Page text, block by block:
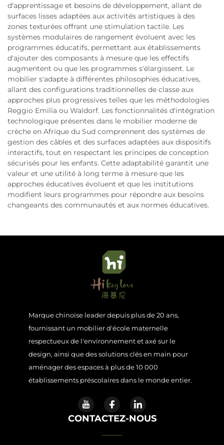
d'apprentissage et besoins de développement, allant de
surfaces lisses adaptées aux activités artistiques à des
zones texturées offrant une stimulation tactile. Les
systèmes modulaires de rangement évoluent avec les
programmes éducatifs, permettant aux établissements
d'ajouter des composants à mesure que les effectifs
augmentent ou que les programmes s'élargissent. Le
mobilier s'adapte à différentes philosophies éducatives,
allant des configurations traditionnelles de classe aux
approches plus progressives telles que les méthodologies
Reggio Emilia ou Waldorf. Les fonctionnalités d'intégration
technologique présentes dans le mobilier moderne de
crèche en Afrique du Sud comprennent des systèmes de
gestion des câbles et des surfaces adaptées aux dispositifs
interactifs, tout en respectant les principes de conception
sécurisés pour les enfants. Cette adaptabilité garantit une
valeur et une utilité à long terme à mesure que les
approches éducatives évoluent et que les institutions
modifient leurs programmes pour répondre aux besoins
changeants des communautés et aux normes éducatives.
Marque chinoise leader depuis plus de 20 ans,
fournissant un mobilier d'école maternelle
respectueux de l'environnement et axé sur le
design, ainsi que des solutions clés en main pour
aménager des espaces à plus de 10 000
établissements préscolaires dans le monde entier.
CONTACTEZ-NOUS